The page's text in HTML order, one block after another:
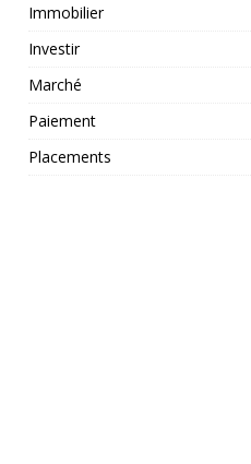
Immobilier
Investir
Marché
Paiement
Placements